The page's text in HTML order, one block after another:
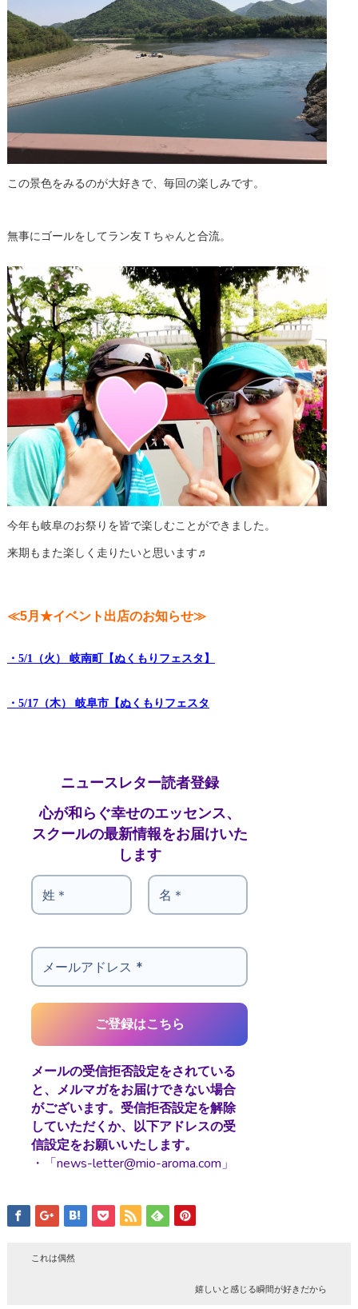
この景色をみるのが大好きで、毎回の楽しみです。
無事にゴールをしてラン友Ｔちゃんと合流。
今年も岐阜のお祭りを皆で楽しむことができました。
来期もまた楽しく走りたいと思います♬
≪5月★イベント出店のお知らせ≫
・5/1（火） 岐南町【ぬくもりフェスタ】
・5/17（木） 岐阜市【ぬくもりフェスタ
ニュースレター読者登録
心が和らぐ幸せのエッセンス、
スクールの最新情報をお届けいた
します
メールの受信拒否設定をされている
と、メルマガをお届けできない場合
がございます。受信拒否設定を解除
していただくか、以下アドレスの受
信設定をお願いいたします。
・「news-letter@mio-aroma.com」
これは偶然
嬉しいと感じる瞬間が好きだから